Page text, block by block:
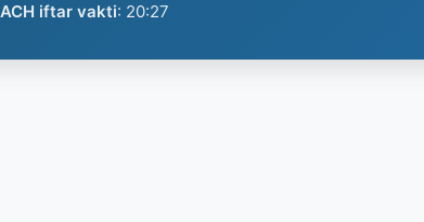
iftar vakti: 20:27